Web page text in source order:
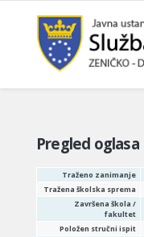
Pregled oglasa
Traženo zanimanje
Tražena školska sprema
Završena škola /
fakultet
Položen stručni ispit